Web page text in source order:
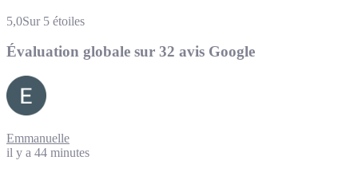
5,0Sur 5 étoiles
Évaluation globale sur 32 avis Google
Emmanuelle
il y a 44 minutes